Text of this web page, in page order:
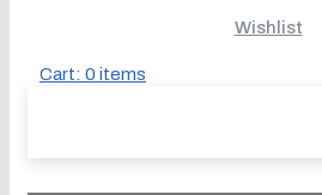
Wishlist
Cart: 0 items